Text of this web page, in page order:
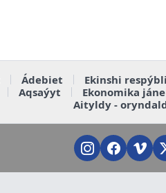
Ádebiet Ekinshi
Aqsaýyt Ekonomika
Aityldy -